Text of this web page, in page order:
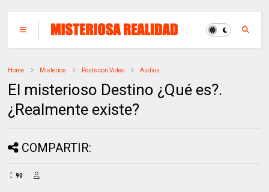
Home Misterios Posts con Video Audios
El misterioso Destino ¿Qué es?.
¿Realmente existe?
COMPARTIR:
90